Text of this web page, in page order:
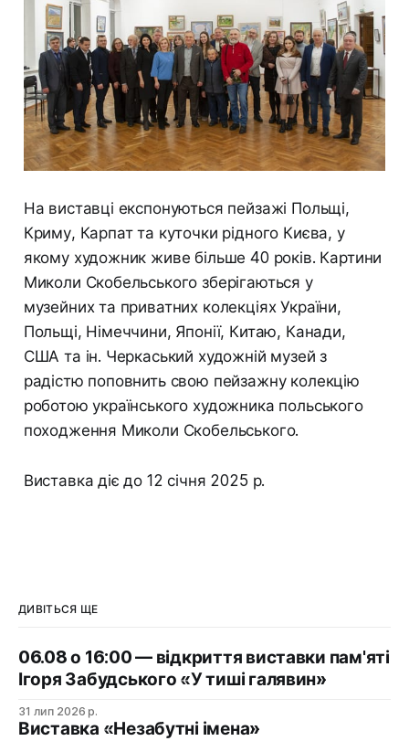
На виставці експонуються пейзажі Польщі,
Криму, Карпат та куточки рідного Києва, у
якому художник живе більше 40 років. Картини
Миколи Скобельського зберігаються у
музейних та приватних колекціях України,
Польщі, Німеччини, Японії, Китаю, Канади,
США та ін. Черкаський художній музей з
радістю поповнить свою пейзажну колекцію
роботою українського художника польського
походження Миколи Скобельського.
Виставка діє до 12 січня 2025 р.
ДИВІТЬСЯ ЩЕ
06.08 о 16:00 — відкриття виставки пам'яті
Ігоря Забудського «У тиші галявин»
31 лип 2026 р.
Виставка «Незабутні імена»